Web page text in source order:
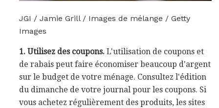
JGI / Jamie Grill / Images de mélange / Getty
Images
1. Utilisez des coupons. L'utilisation de coupons et
de rabais peut faire économiser beaucoup d'argent
sur le budget de votre ménage. Consultez l'édition
du dimanche de votre journal pour les coupons. Si
vous achetez régulièrement des produits, les sites